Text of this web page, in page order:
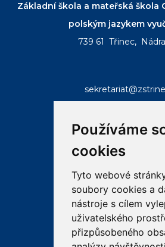
Používáme
cookies
Tyto webové
soubory cookies a
nástroje s cílem
uživatelského
přizpůsobeného
Základní škola a mateřská škola
polským jazykem
739 61 Třinec,
tel.:+420 773 746
RYCHLÉ
email bakalar